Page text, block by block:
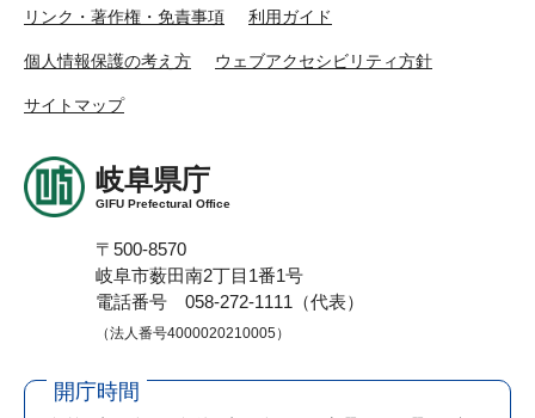
リンク・著作権・免責事項 利用ガイド
個人情報保護の考え方 ウェブアクセシビリティ方針
サイトマップ
岐阜県庁
GIFU Prefectural Office
〒500-8570
岐阜市薮田南2丁目1番1号
電話番号 058-272-1111（代表）
（法人番号4000020210005）
開庁時間